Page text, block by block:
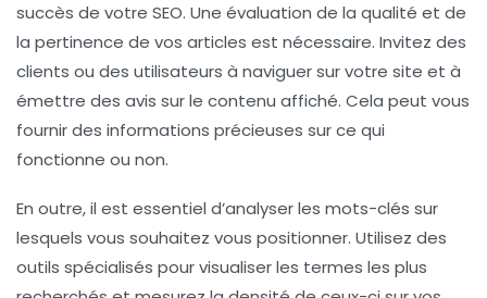
succès de votre SEO. Une évaluation de la qualité et de
la pertinence de vos articles est nécessaire. Invitez des
clients ou des utilisateurs à naviguer sur votre site et à
émettre des avis sur le contenu affiché. Cela peut vous
fournir des informations précieuses sur ce qui
fonctionne ou non.
En outre, il est essentiel d’analyser les mots-clés sur
lesquels vous souhaitez vous positionner. Utilisez des
outils spécialisés pour visualiser les termes les plus